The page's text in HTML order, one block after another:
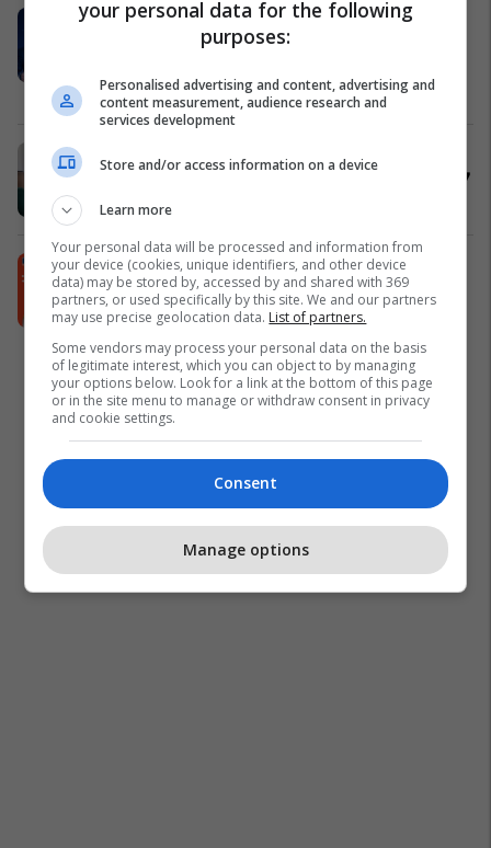
Rikthehet në Prishtinë konventa
internacionale “Suksesi është
Denis Gafuri
Banesë për shitje te Rruga C -
74.92m² me dy dhoma gjumi #14977
Neptun rikthen DITËT ME FAT,
zbritje deri në 50%
Neptun
your personal data for the following
purposes:
Personalised advertising and content, advertising and
content measurement, audience research and
services development
Store and/or access information on a device
Learn more
Your personal data will be processed and information from
your device (cookies, unique identifiers, and other device
data) may be stored by, accessed by and shared with 369
partners, or used specifically by this site. We and our partners
may use precise geolocation data. List of partners.
Some vendors may process your personal data on the basis
of legitimate interest, which you can object to by managing
your options below. Look for a link at the bottom of this page
or in the site menu to manage or withdraw consent in privacy
and cookie settings.
Consent
Manage options